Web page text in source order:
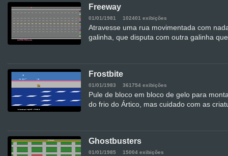
Freeway
01/01/1981 102401 exibições
Atravesse uma rua movimentada com
galinha, que disputa com outra galinha
Frostbite
01/01/1983 361754 exibições
Pule de bloco em bloco de gelo para
do frio do Ártico, mas cuidado com as
Ghostbusters
01/01/1985 15004 exibições